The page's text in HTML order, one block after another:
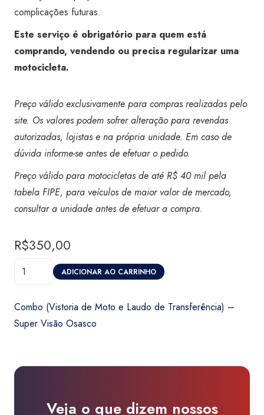
complicações futuras.
Este serviço é obrigatório para quem está
comprando, vendendo ou precisa regularizar uma
motocicleta.
Preço válido exclusivamente para compras realizadas pelo
site. Os valores podem sofrer alteração para revendas
autorizadas, lojistas e na própria unidade. Em caso de
dúvida informe-se antes de efetuar o pedido.
Preço válido para motocicletas de até R$ 40 mil pela
tabela FIPE, para veículos de maior valor de mercado,
consultar a unidade antes de efetuar a compra.
R$350,00
Combo
de
ADICIONAR AO CARRINHO
Combo (Vistoria de Moto e Laudo de Transferência) –
Super Visão Osasco
Veja o que dizem nossos